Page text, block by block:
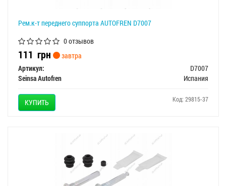
Рем.к-т переднего суппорта AUTOFREN D7007
0 отзывов
111 грн
завтра
Артикул:
D7007
Seinsa Autofren
Испания
КУПИТЬ Код: 29815-37